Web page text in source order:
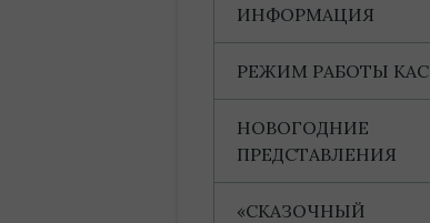
ИНФОРМАЦИЯ
РЕЖИМ РАБОТЫ
НОВОГОДНИЕ
ПРЕДСТАВЛЕНИЯ
«СКАЗОЧНЫЙ